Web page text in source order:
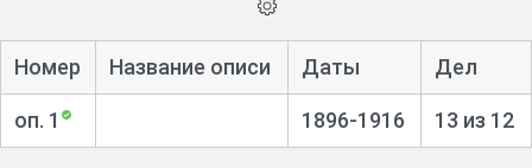
Номер Название описи Даты Дел
оп. 1 1896-1916 13 из 12